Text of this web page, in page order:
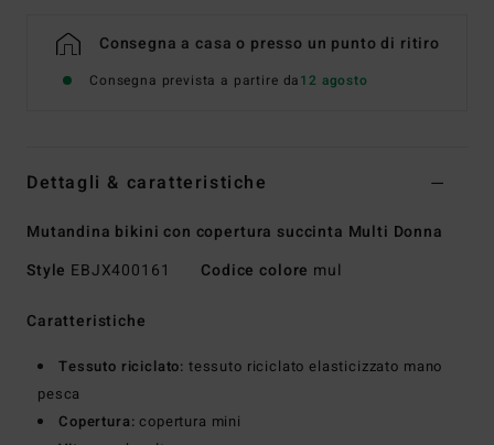
Consegna a casa o presso un punto di ritiro
Consegna prevista a partire da12 agosto
Dettagli & caratteristiche
Mutandina bikini con copertura succinta Multi Donna
Style EBJX400161 Codice colore mul
Caratteristiche
Tessuto riciclato: tessuto riciclato elasticizzato mano
pesca
Copertura:copertura mini